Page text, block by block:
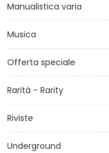
Manualistica varia
Musica
Offerta speciale
Rarità - Rarity
Riviste
Underground